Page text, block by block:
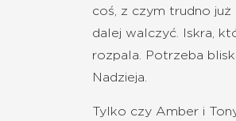
coś, z czym trudno już
dalej walczyć. Iskra,
rozpala. Potrzeba
Nadzieja.
Tylko czy Amber i